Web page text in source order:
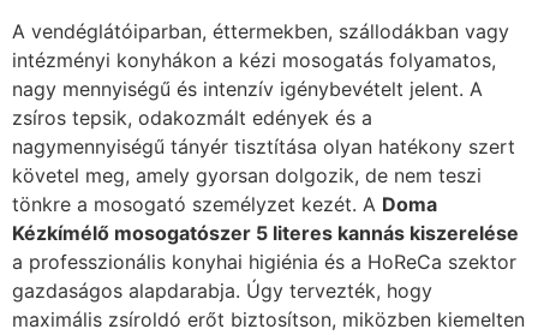
A vendéglátóiparban, éttermekben, szállodákban vagy
intézményi konyhákon a kézi mosogatás folyamatos,
nagy mennyiségű és intenzív igénybevételt jelent. A
zsíros tepsik, odakozmált edények és a
nagymennyiségű tányér tisztítása olyan hatékony szert
követel meg, amely gyorsan dolgozik, de nem teszi
tönkre a mosogató személyzet kezét. A Doma
Kézkímélő mosogatószer 5 literes kannás kiszerelése
a professzionális konyhai higiénia és a HoReCa szektor
gazdaságos alapdarabja. Úgy tervezték, hogy
maximális zsíroldó erőt biztosítson, miközben kiemelten